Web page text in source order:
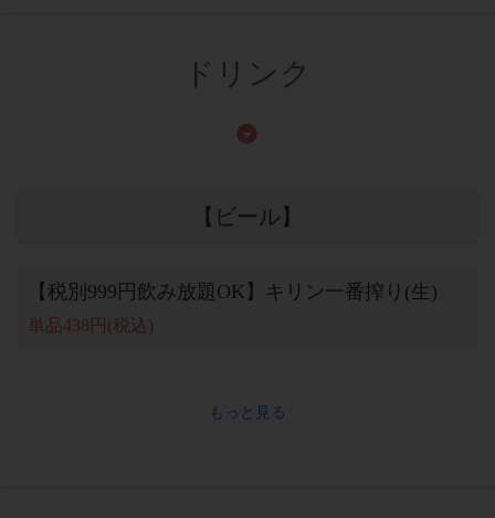
ドリンク
【ビール】
【税別999円飲み放題OK】キリン一番搾り(生)
単品438円(税込)
もっと見る